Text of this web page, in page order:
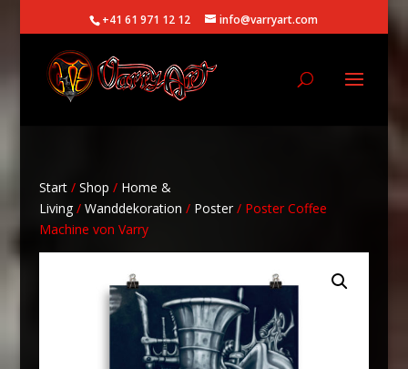
+41 61 971 12 12 info@varryart.com
Start/ Shop / Home &
Living/ Wanddekoration / Poster/ Poster Coffee
Machine von Varry